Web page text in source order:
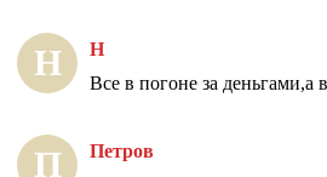
Н Н
Все в погоне за деньгами,а
П Петров